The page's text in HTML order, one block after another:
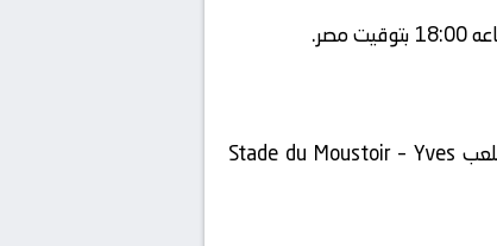
تنقل أحداث المباراة في الوطن العربي فضائيا على قناة beIN SPORTS HD 4 ويتم إستضافة المباراه في ملعب Stade du Moustoir – Yves